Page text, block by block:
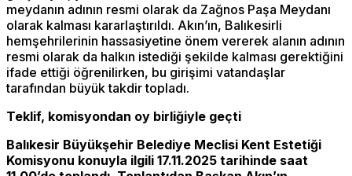
meydanın adının resmi olarak da Zağnos Paşa Meydanı
olarak kalması kararlaştırıldı. Akın’ın, Balıkesirli
hemşehrilerinin hassasiyetine önem vererek alanın adının
resmi olarak da halkın istediği şekilde kalması gerektiğini
ifade ettiği öğrenilirken, bu girişimi vatandaşlar
tarafından büyük takdir topladı.
Teklif, komisyondan oy birliğiyle geçti
Balıkesir Büyükşehir Belediye Meclisi Kent Estetiği
Komisyonu konuyla ilgili 17.11.2025 tarihinde saat